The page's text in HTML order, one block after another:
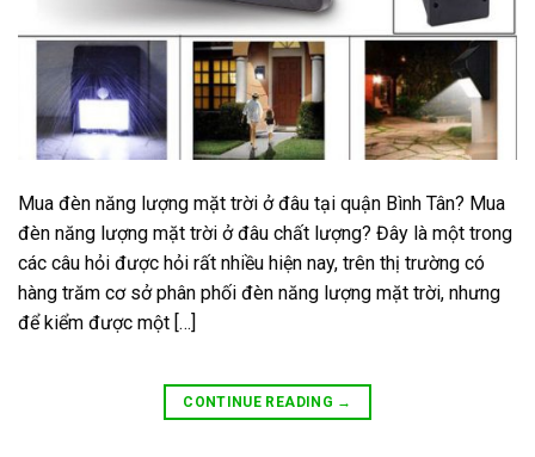
Mua đèn năng lượng mặt trời ở đâu tại quận Bình Tân? Mua
đèn năng lượng mặt trời ở đâu chất lượng? Đây là một trong
các câu hỏi được hỏi rất nhiều hiện nay, trên thị trường có
hàng trăm cơ sở phân phối đèn năng lượng mặt trời, nhưng
để kiểm được một […]
CONTINUE READING →